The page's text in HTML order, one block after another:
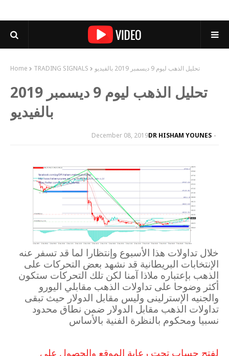
Home TRADING SIGNALS تحليل الذهب ليوم 9 ديسمبر 2019 بالفيديو
تحليل الذهب ليوم 9 ديسمبر 2019
بالفيديو
DR HISHAM YOUNES
December 08, 2019
خلال تداولات هذا الأسبوع وإنتظارا لما قد تسفر عنه
الإنتخابات البريطانية قد نشهد بعض التحركات على
الذهب بإعتباره ملاذا آمنا لكن تلك التحركات ستكون
أكثر وضوحا على تداولات الذهب مقابلي اليورو
والجنيه الإسترلينى وليس مقابل الدولار حيث تبقى
تداولات الذهب مقابل الدولار ضمن نطاق محدود
نسبيا ومحكوم بالنظرة الفنية بالأساس
لفتح حساب تحت رعاية الموقع والحصول على